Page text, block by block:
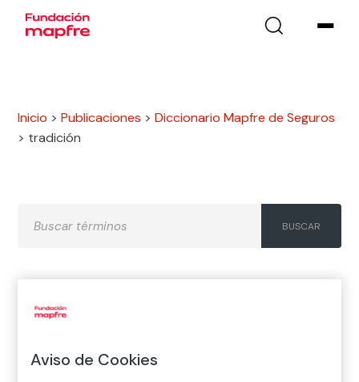
Inicio >Publicaciones >Diccionario Mapfre de Seguros
> tradición
A
O
P Q R
Aviso de Cookies